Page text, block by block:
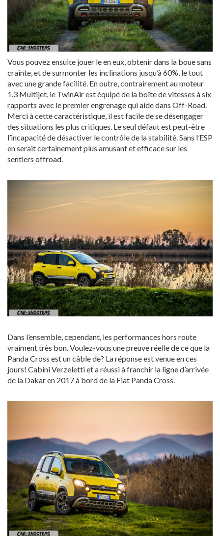
Vous pouvez ensuite jouer le en eux, obtenir dans la boue sans
crainte, et de surmonter les inclinations jusqu’à 60%, le tout
avec une grande facilité. En outre, contrairement au moteur
1.3 Multijet, le TwinAir est équipé de la boîte de vitesses à six
rapports avec le premier engrenage qui aide dans Off-Road.
Merci à cette caractéristique, il est facile de se désengager
des situations les plus critiques. Le seul défaut est peut-être
l’incapacité de désactiver le contrôle de la stabilité. Sans l’ESP
en serait certainement plus amusant et efficace sur les
sentiers offroad.
Dans l’ensemble, cependant, les performances hors route
vraiment très bon. Voulez-vous une preuve réelle de ce que la
Panda Cross est un câble de? La réponse est venue en ces
jours! Cabini Verzeletti et a réussi à franchir la ligne d’arrivée
de la Dakar en 2017 à bord de la Fiat Panda Cross.